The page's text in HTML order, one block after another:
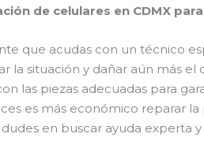
de celulares en CDMX
que acudas con un técnico
situación y dañar aún más el
las piezas adecuadas para
es más económico reparar
en buscar ayuda experta